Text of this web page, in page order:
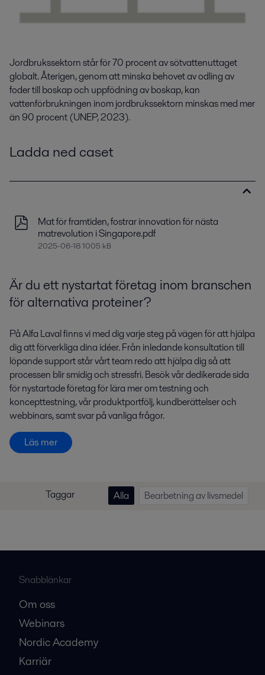
Jordbrukssektorn står för 70 procent av sötvattenuttaget
globalt.Återigen, genom att minska behovet avodling av
foder till boskap och uppfödning av boskap,kan
vattenförbrukningen inom jordbrukssektorn minskasmed mer
än 90 procent (UNEP, 2023).
Ladda ned caset
Mat för framtiden, fostrar innovation för nästa
matrevolution i Singapore.pdf
2025-06-18 1005 kB
Är du ett nystartat företag inom branschen
för alternativa proteiner?
På Alfa Laval finns vi med dig varje steg på vägen för att hjälpa
dig att förverkliga dina idéer. Från inledande konsultation till
löpande support står vårt team redo att hjälpa dig så att
processen blir smidig och stressfri. Besök vår dedikerade sida
för nystartade företag för lära mer om testning och
koncepttestning, vår produktportfölj, kundberättelser och
webbinars, samt svar på vanliga frågor.
Läs mer
Taggar Alla Bearbetning av livsmedel
Snabblänkar
Om oss
Webinars
Nordic Academy
Karriär